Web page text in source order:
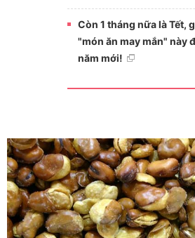
Còn 1 tháng nữa là Tết,
"món ăn may mắn" này
năm mới!